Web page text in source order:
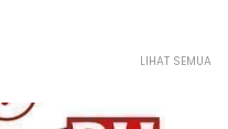
LIHAT SEMUA